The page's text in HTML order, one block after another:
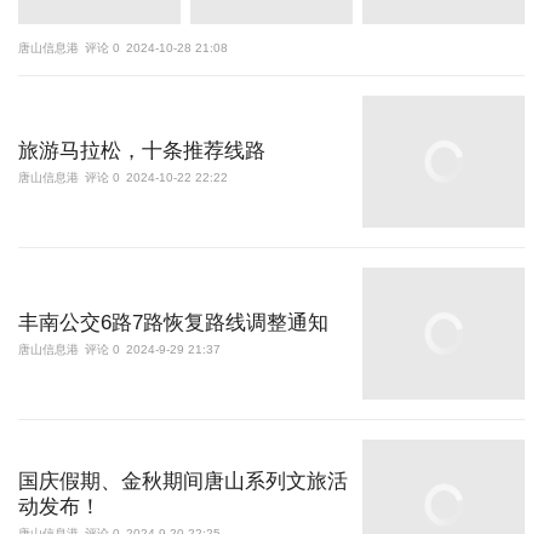
唐山信息港 评论 0 2024-10-28 21:08
旅游马拉松，十条推荐线路
唐山信息港 评论 0 2024-10-22 22:22
丰南公交6路7路恢复路线调整通知
唐山信息港 评论 0 2024-9-29 21:37
国庆假期、金秋期间唐山系列文旅活
动发布！